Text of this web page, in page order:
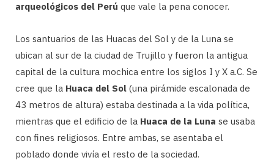
arqueológicos del Perú que vale la pena conocer.
Los santuarios de las Huacas del Sol y de la Luna se
ubican al sur de la ciudad de Trujillo y fueron la antigua
capital de la cultura mochica entre los siglos I y X a.C. Se
cree que la Huaca del Sol (una pirámide escalonada de
43 metros de altura) estaba destinada a la vida política,
mientras que el edificio de la Huaca de la Luna se usaba
con fines religiosos. Entre ambas, se asentaba el
poblado donde vivía el resto de la sociedad.